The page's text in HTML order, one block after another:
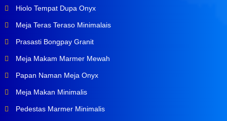
Hiolo Tempat Dupa Onyx
Meja Teras Teraso Minimalais
Prasasti Bongpay Granit
Meja Makam Marmer Mewah
Papan Naman Meja Onyx
Meja Makan Minimalis
Pedestas Marmer Minimalis